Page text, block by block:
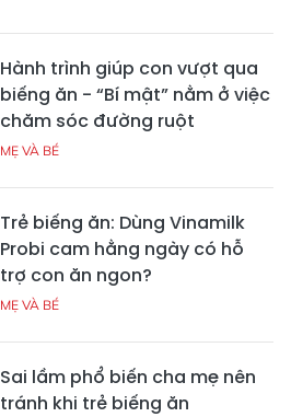
Hành trình giúp con vượt qua
biếng ăn - “Bí mật” nằm ở việc
chăm sóc đường ruột
MẸ VÀ BÉ
Trẻ biếng ăn: Dùng Vinamilk
Probi cam hằng ngày có hỗ
trợ con ăn ngon?
MẸ VÀ BÉ
Sai lầm phổ biến cha mẹ nên
tránh khi trẻ biếng ăn